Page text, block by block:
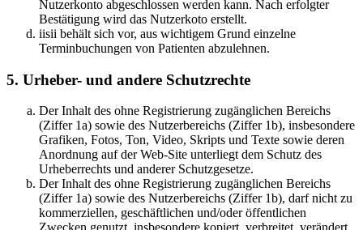
Nutzerkonto abgeschlossen werden kann. Nach erfolgter
Bestätigung wird das Nutzerkoto erstellt.
iisii behält sich vor, aus wichtigem Grund einzelne
Terminbuchungen von Patienten abzulehnen.
5. Urheber- und andere Schutzrechte
Der Inhalt des ohne Registrierung zugänglichen Bereichs
(Ziffer 1a) sowie des Nutzerbereichs (Ziffer 1b), insbesondere
Grafiken, Fotos, Ton, Video, Skripts und Texte sowie deren
Anordnung auf der Web-Site unterliegt dem Schutz des
Urheberrechts und anderer Schutzgesetze.
Der Inhalt des ohne Registrierung zugänglichen Bereichs
(Ziffer 1a) sowie des Nutzerbereichs (Ziffer 1b), darf nicht zu
kommerziellen, geschäftlichen und/oder öffentlichen